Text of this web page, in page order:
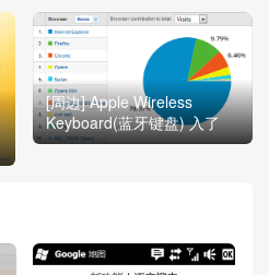
[周边] Apple Wireless
Keyboard(蓝牙键盘) 入了